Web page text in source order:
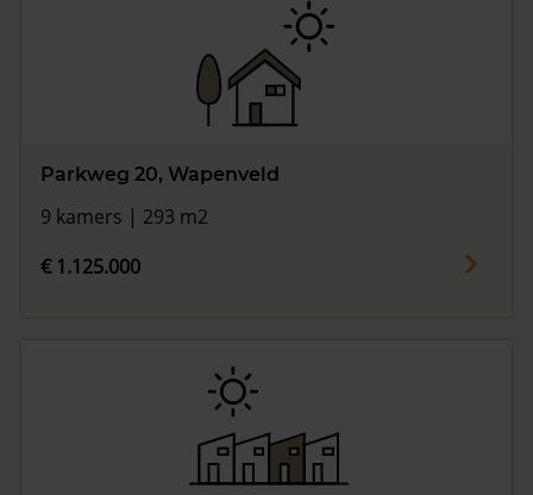
Parkweg 20, Wapenveld
9 kamers | 293 m2
€ 1.125.000